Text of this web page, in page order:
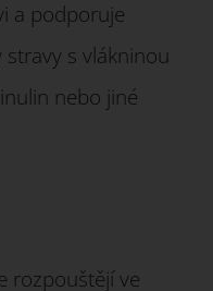
a podporuje
s vlákninou
nebo jiné
rozpouštějí ve